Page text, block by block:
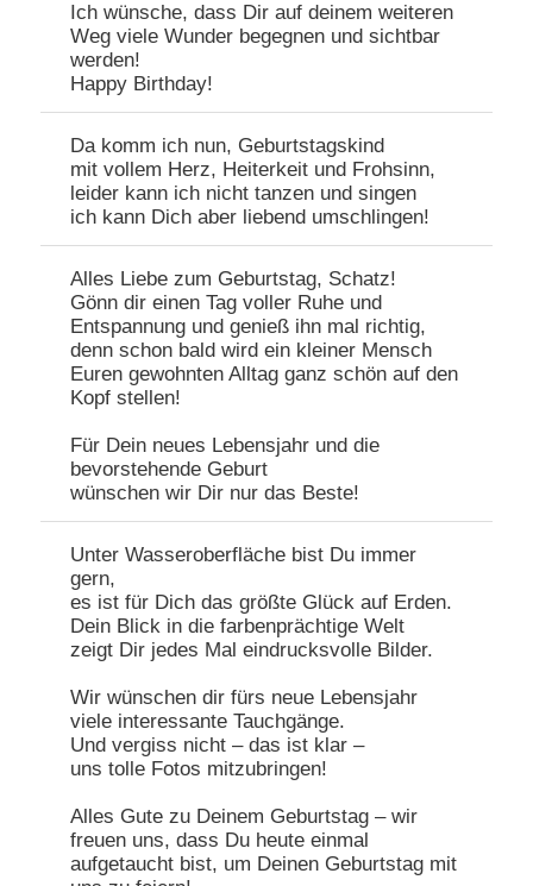
Ich wünsche, dass Dir auf deinem weiteren
Weg viele Wunder begegnen und sichtbar
werden!
Happy Birthday!
Da komm ich nun, Geburtstagskind
mit vollem Herz, Heiterkeit und Frohsinn,
leider kann ich nicht tanzen und singen
ich kann Dich aber liebend umschlingen!
Alles Liebe zum Geburtstag, Schatz!
Gönn dir einen Tag voller Ruhe und
Entspannung und genieß ihn mal richtig,
denn schon bald wird ein kleiner Mensch
Euren gewohnten Alltag ganz schön auf den
Kopf stellen!
Für Dein neues Lebensjahr und die
bevorstehende Geburt
wünschen wir Dir nur das Beste!
Unter Wasseroberfläche bist Du immer
gern,
es ist für Dich das größte Glück auf Erden.
Dein Blick in die farbenprächtige Welt
zeigt Dir jedes Mal eindrucksvolle Bilder.
Wir wünschen dir fürs neue Lebensjahr
viele interessante Tauchgänge.
Und vergiss nicht – das ist klar –
uns tolle Fotos mitzubringen!
Alles Gute zu Deinem Geburtstag – wir
freuen uns, dass Du heute einmal
aufgetaucht bist, um Deinen Geburtstag mit